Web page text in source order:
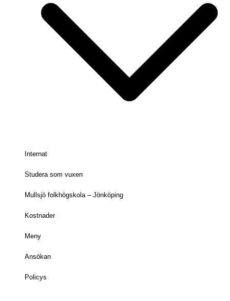
Internat
Studera som vuxen
Mullsjö folkhögskola – Jönköping
Kostnader
Meny
Ansökan
Policys